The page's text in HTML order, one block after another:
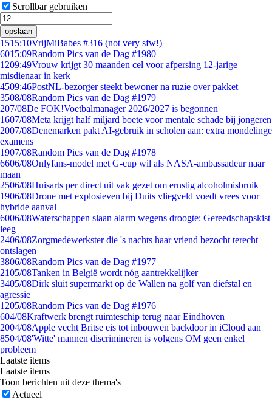
Scrollbar gebruiken
opslaan
1515:10VrijMiBabes #316 (not very sfw!)
6015:09Random Pics van de Dag #1980
1209:49Vrouw krijgt 30 maanden cel voor afpersing 12-jarige
misdienaar in kerk
4509:46PostNL-bezorger steekt bewoner na ruzie over pakket
3508/08Random Pics van de Dag #1979
207/08De FOK!Voetbalmanager 2026/2027 is begonnen
1607/08Meta krijgt half miljard boete voor mentale schade bij jongeren
2007/08Denemarken pakt AI-gebruik in scholen aan: extra mondelinge
examens
1907/08Random Pics van de Dag #1978
6606/08Onlyfans-model met G-cup wil als NASA-ambassadeur naar
maan
2506/08Huisarts per direct uit vak gezet om ernstig alcoholmisbruik
1906/08Drone met explosieven bij Duits vliegveld voedt vrees voor
hybride aanval
6006/08Waterschappen slaan alarm wegens droogte: Gereedschapskist
leeg
2406/08Zorgmedewerkster die 's nachts haar vriend bezocht terecht
ontslagen
3806/08Random Pics van de Dag #1977
2105/08Tanken in België wordt nóg aantrekkelijker
3405/08Dirk sluit supermarkt op de Wallen na golf van diefstal en
agressie
1205/08Random Pics van de Dag #1976
604/08Kraftwerk brengt ruimteschip terug naar Eindhoven
2004/08Apple vecht Britse eis tot inbouwen backdoor in iCloud aan
8504/08'Witte' mannen discrimineren is volgens OM geen enkel
probleem
Laatste items
Laatste items
Toon berichten uit deze thema's
Actueel